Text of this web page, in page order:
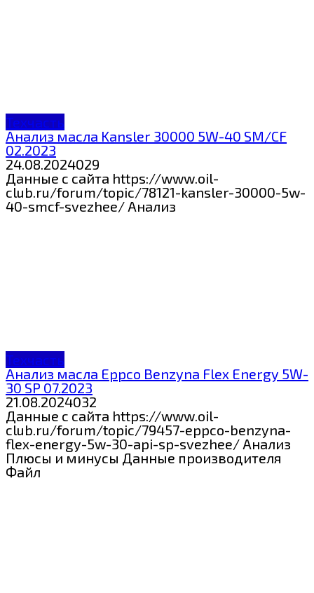
Техчасть
Анализ масла Kansler 30000 5W-40 SM/CF
02.2023
24.08.2024029
Данные с сайта https://www.oil-
club.ru/forum/topic/78121-kansler-30000-5w-
40-smcf-svezhee/ Анализ
Техчасть
Анализ масла Eppco Benzyna Flex Energy 5W-
30 SP 07.2023
21.08.2024032
Данные с сайта https://www.oil-
club.ru/forum/topic/79457-eppco-benzyna-
flex-energy-5w-30-api-sp-svezhee/ Анализ
Плюсы и минусы Данные производителя
Файл